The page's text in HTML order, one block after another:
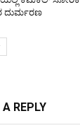
ದುರ್ಮರಣ
A REPLY